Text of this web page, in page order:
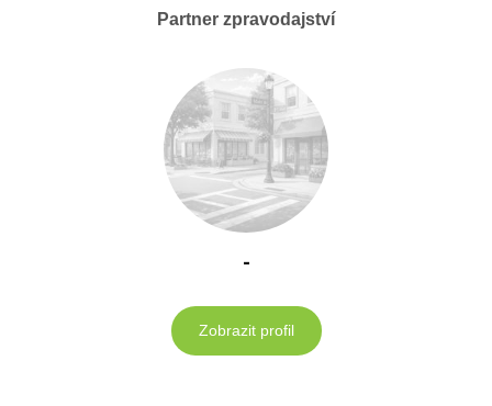
Partner zpravodajství
-
Zobrazit profil